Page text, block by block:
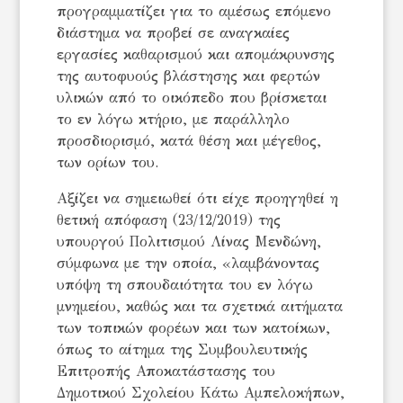
προγραμματίζει για το αμέσως επόμενο
διάστημα να προβεί σε αναγκαίες
εργασίες καθαρισμού και απομάκρυνσης
της αυτοφυούς βλάστησης και φερτών
υλικών από το οικόπεδο που βρίσκεται
το εν λόγω κτήριο, με παράλληλο
προσδιορισμό, κατά θέση και μέγεθος,
των ορίων του.
Αξίζει να σημειωθεί ότι είχε προηγηθεί η
θετική απόφαση (23/12/2019) της
υπουργού Πολιτισμού Λίνας Μενδώνη,
σύμφωνα με την οποία, «λαμβάνοντας
υπόψη τη σπουδαιότητα του εν λόγω
μνημείου, καθώς και τα σχετικά αιτήματα
των τοπικών φορέων και των κατοίκων,
όπως το αίτημα της Συμβουλευτικής
Επιτροπής Αποκατάστασης του
Δημοτικού Σχολείου Κάτω Αμπελοκήπων,